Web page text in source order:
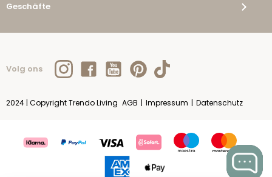
Geschäfte
Volg ons
2024 | Copyright Trendo Living AGB | Impressum | Datenschutz